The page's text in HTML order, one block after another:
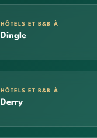
HÔTELS ET B&B À
Dingle
HÔTELS ET B&B À
Derry